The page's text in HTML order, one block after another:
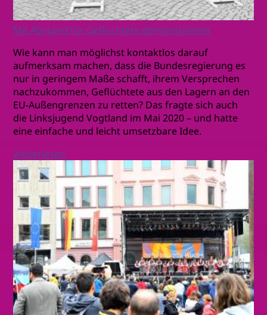
Mit Abstand für Geflüchtete demonstrieren
Wie kann man möglichst kontaktlos darauf
aufmerksam machen, dass die Bundesregierung es
nur in geringem Maße schafft, ihrem Versprechen
nachzukommen, Geflüchtete aus den Lagern an den
EU-Außengrenzen zu retten? Das fragte sich auch
die Linksjugend Vogtland im Mai 2020 – und hatte
eine einfache und leicht umsetzbare Idee.
weiterlesen